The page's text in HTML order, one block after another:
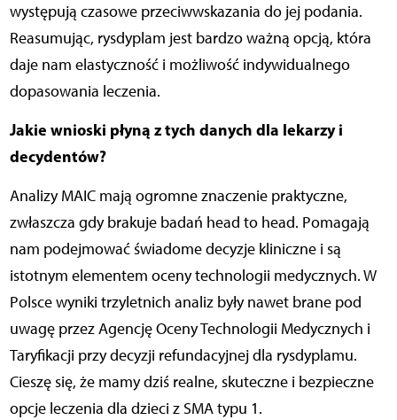
występują czasowe przeciwwskazania do jej podania.
Reasumując, rysdyplam jest bardzo ważną opcją, która
daje nam elastyczność i możliwość indywidualnego
dopasowania leczenia.
Jakie wnioski płyną z tych danych dla lekarzy i
decydentów?
Analizy MAIC mają ogromne znaczenie praktyczne,
zwłaszcza gdy brakuje badań head to head. Pomagają
nam podejmować świadome decyzje kliniczne i są
istotnym elementem oceny technologii medycznych. W
Polsce wyniki trzyletnich analiz były nawet brane pod
uwagę przez Agencję Oceny Technologii Medycznych i
Taryfikacji przy decyzji refundacyjnej dla rysdyplamu.
Cieszę się, że mamy dziś realne, skuteczne i bezpieczne
opcje leczenia dla dzieci z SMA typu 1.